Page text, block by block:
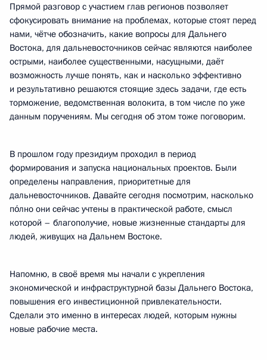
Прямой разговор с участием глав регионов позволяет
сфокусировать внимание на проблемах, которые стоят перед
нами, чётче обозначить, какие вопросы для Дальнего
Востока, для дальневосточников сейчас являются наиболее
острыми, наиболее существенными, насущными, даёт
возможность лучше понять, как и насколько эффективно
и результативно решаются стоящие здесь задачи, где есть
торможение, ведомственная волокита, в том числе по уже
данным поручениям. Мы сегодня об этом тоже поговорим.
В прошлом году президиум проходил в период
формирования и запуска национальных проектов. Были
определены направления, приоритетные для
дальневосточников. Давайте сегодня посмотрим, насколько
по́лно они сейчас учтены в практической работе, смысл
которой – благополучие, новые жизненные стандарты для
людей, живущих на Дальнем Востоке.
Напомню, в своё время мы начали с укрепления
экономической и инфраструктурной базы Дальнего Востока,
повышения его инвестиционной привлекательности.
Сделали это именно в интересах людей, которым нужны
новые рабочие места.